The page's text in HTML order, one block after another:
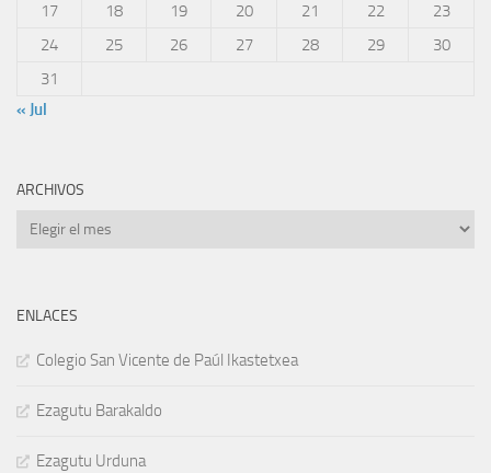
17
18 19 20 21 22
23
24
25 26 27 28 29
30
31
« Jul
ARCHIVOS
Archivos
ENLACES
Colegio San Vicente de Paúl Ikastetxea
Ezagutu Barakaldo
Ezagutu Urduna